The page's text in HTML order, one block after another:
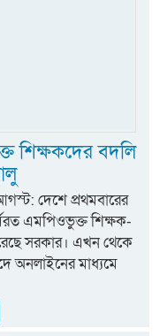
শিক্ষকদের বদলি
দেশে প্রথমবারের
এমপিওভুক্ত শিক্ষক-
সরকার। এখন থেকে
অনলাইনের মাধ্যমে